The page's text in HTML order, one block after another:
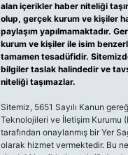
alan içerikler haber niteliği
olup, gerçek kurum ve kişiler
paylaşım yapılmamaktadır.
kurum ve kişiler ile isim
tamamen tesadüfidir.
bilgiler taslak halindedir ve
niteliği taşımazlar.
Sitemiz, 5651 Sayılı Kanun
Teknolojileri ve İletişim Kurumu
tarafından onaylanmış bir Yer
olarak hizmet vermektedir. Bu